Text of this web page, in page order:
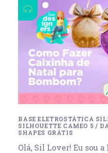
BASE ELETROSTÁTICA
SILHOUETTE CAMEO 5 /
SHAPES GRÁTIS
Olá, Sil Lover! Eu sou